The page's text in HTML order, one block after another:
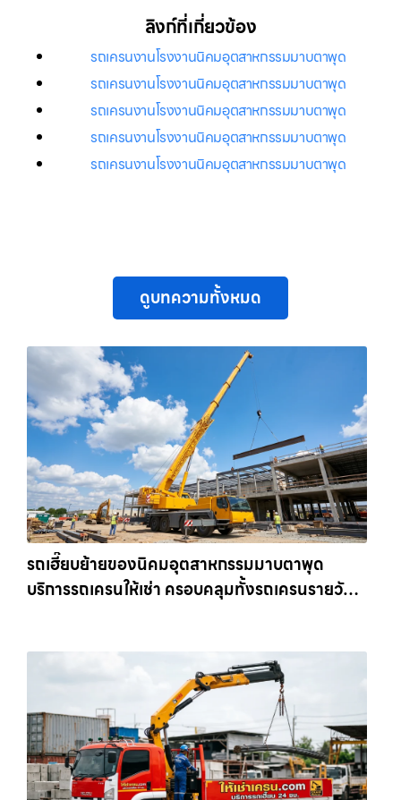
ลิงก์ที่เกี่ยวข้อง
รถเครนงานโรงงานนิคมอุตสาหกรรมมาบตาพุด
รถเครนงานโรงงานนิคมอุตสาหกรรมมาบตาพุด
รถเครนงานโรงงานนิคมอุตสาหกรรมมาบตาพุด
รถเครนงานโรงงานนิคมอุตสาหกรรมมาบตาพุด
รถเครนงานโรงงานนิคมอุตสาหกรรมมาบตาพุด
ดูบทความทั้งหมด
รถเฮี๊ยบย้ายของนิคมอุตสาหกรรมมาบตาพุด
บริการรถเครนให้เช่า ครอบคลุมทั้งรถเครนรายวัน